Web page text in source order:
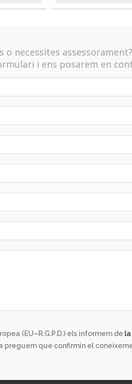
o necessites
i ens posarem en
(EU–R.G.P.D.) els informem de
preguem que confirmin el